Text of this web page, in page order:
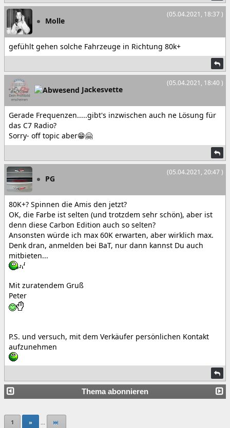
(05.04.2021, 18:37 )
Molle
gefühlt gehen solche Fahrzeuge in Richtung 80k+
(05.04.2021, 18:40 )
Jackesvette
Gerade Frequenzen.....gibt's inzwischen auch ne Lösung für
das C7 Radio?
Sorry- off topic aber😁🤗
(05.04.2021, 20:47 )
PG
80K+? Spinnen die Amis den jetzt?
OK, die Farbe ist selten (und trotzdem sehr schön), aber ist
denn diese Carbon Edition auch so selten?
Ansonsten würde ich max 60K erwarten, aber wirklich max.
Denk dran, anmelden bei BaT, nur dann kannst Du auch
mitbieten...
Mit zuratendem Gruß
Peter
P.S. und versuch, mit dem Verkäufer persönlichen Kontakt
aufzunehmen
Thema abonnieren
1 » ...